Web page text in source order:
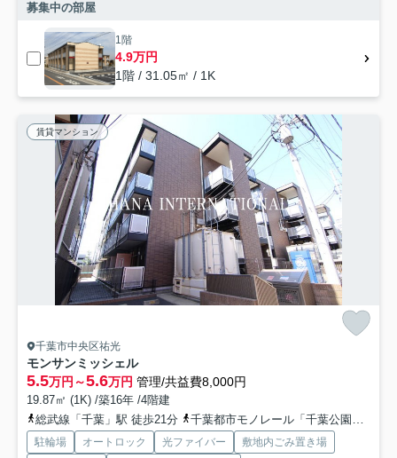
募集中の部屋
1階
4.9万円
1階 / 31.05㎡ / 1K
賃貸マンション
千葉市中央区祐光
モンサンミッシェル
5.5万円～5.6万円 管理/共益費8,000円
19.87㎡ (1K) /築16年 /4階建
総武線「千葉」駅 徒歩21分
千葉都市モノレール「千葉公園」駅 徒歩14分
駐輪場 オートロック 光ファイバー
敷地内ごみ置き場